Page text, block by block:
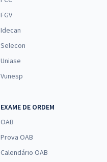
FGV
Idecan
Selecon
Uniase
Vunesp
EXAME DE ORDEM
OAB
Prova OAB
Calendário OAB